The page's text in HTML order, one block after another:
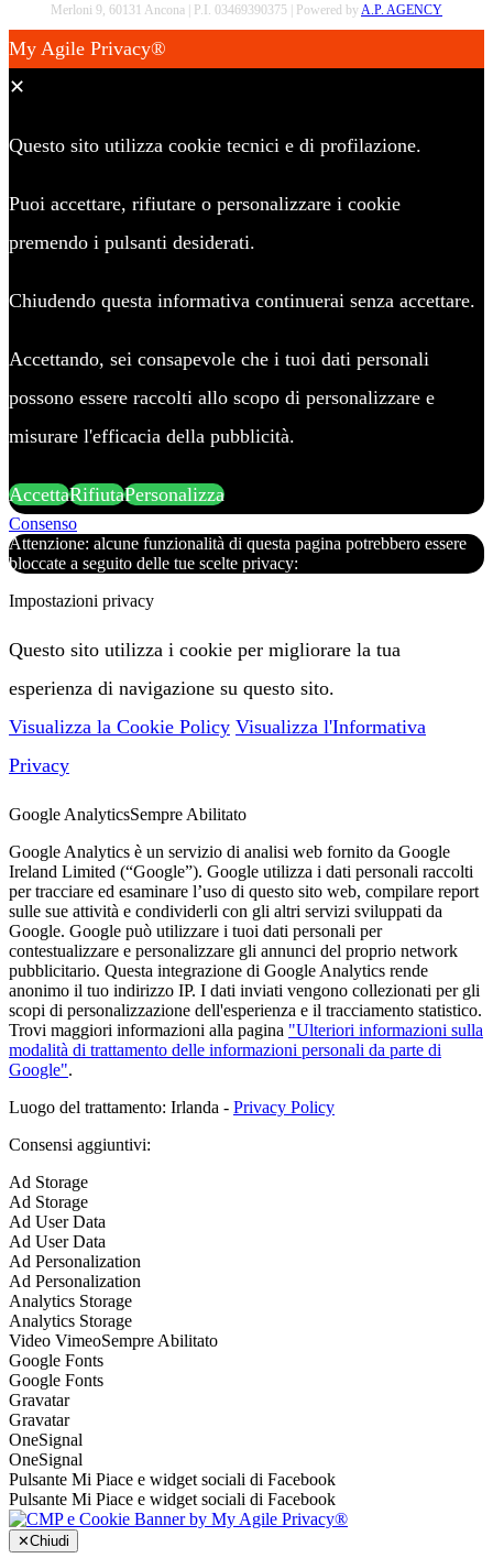
Merloni 9, 60131 Ancona | P.I. 03469390375 | Powered by A.P. AGENCY
My Agile Privacy®
✕
Questo sito utilizza cookie tecnici e di profilazione.
Puoi accettare, rifiutare o personalizzare i cookie
premendo i pulsanti desiderati.
Chiudendo questa informativa continuerai senza accettare.
Accettando, sei consapevole che i tuoi dati personali
possono essere raccolti allo scopo di personalizzare e
misurare l'efficacia della pubblicità.
AccettaRifiutaPersonalizza
Consenso
Attenzione: alcune funzionalità di questa pagina potrebbero essere
bloccate a seguito delle tue scelte privacy:
Impostazioni privacy
Questo sito utilizza i cookie per migliorare la tua
esperienza di navigazione su questo sito.
Visualizza la Cookie Policy Visualizza l'Informativa
Privacy
Google AnalyticsSempre Abilitato
Google Analytics è un servizio di analisi web fornito da Google
Ireland Limited (“Google”). Google utilizza i dati personali raccolti
per tracciare ed esaminare l’uso di questo sito web, compilare report
sulle sue attività e condividerli con gli altri servizi sviluppati da
Google. Google può utilizzare i tuoi dati personali per
contestualizzare e personalizzare gli annunci del proprio network
pubblicitario. Questa integrazione di Google Analytics rende
anonimo il tuo indirizzo IP. I dati inviati vengono collezionati per gli
scopi di personalizzazione dell'esperienza e il tracciamento statistico.
Trovi maggiori informazioni alla pagina "Ulteriori informazioni sulla
modalità di trattamento delle informazioni personali da parte di
Google".
Luogo del trattamento: Irlanda - Privacy Policy
Consensi aggiuntivi:
Ad Storage
Ad Storage
Ad User Data
Ad User Data
Ad Personalization
Ad Personalization
Analytics Storage
Analytics Storage
Video VimeoSempre Abilitato
Google Fonts
Google Fonts
Gravatar
Gravatar
OneSignal
OneSignal
Pulsante Mi Piace e widget sociali di Facebook
Pulsante Mi Piace e widget sociali di Facebook
✕Chiudi